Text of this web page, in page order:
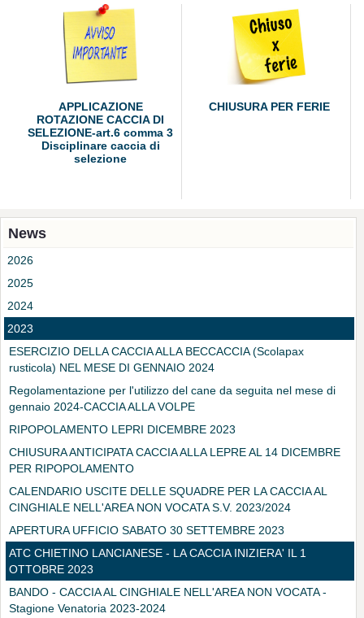
APPLICAZIONE
ROTAZIONE CACCIA DI
SELEZIONE-art.6 comma 3
Disciplinare caccia di
selezione
CHIUSURA PER FERIE
News
2026
2025
2024
2023
ESERCIZIO DELLA CACCIA ALLA BECCACCIA (Scolapax
rusticola) NEL MESE DI GENNAIO 2024
Regolamentazione per l'utilizzo del cane da seguita nel mese di
gennaio 2024-CACCIA ALLA VOLPE
RIPOPOLAMENTO LEPRI DICEMBRE 2023
CHIUSURA ANTICIPATA CACCIA ALLA LEPRE AL 14 DICEMBRE
PER RIPOPOLAMENTO
CALENDARIO USCITE DELLE SQUADRE PER LA CACCIA AL
CINGHIALE NELL'AREA NON VOCATA S.V. 2023/2024
APERTURA UFFICIO SABATO 30 SETTEMBRE 2023
ATC CHIETINO LANCIANESE - LA CACCIA INIZIERA' IL 1
OTTOBRE 2023
BANDO - CACCIA AL CINGHIALE NELL'AREA NON VOCATA -
Stagione Venatoria 2023-2024